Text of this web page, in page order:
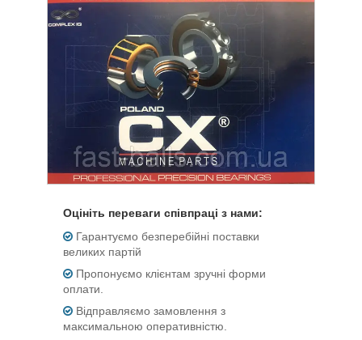
Оцініть переваги співпраці з нами:
Гарантуємо безперебійні поставки
великих партій
Пропонуємо клієнтам зручні форми
оплати.
Відправляємо замовлення з
максимальною оперативністю.